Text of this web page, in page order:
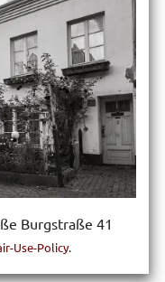
Burg­straße 41
Use-Policy.